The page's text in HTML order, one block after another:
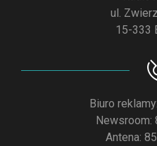
ul.
15-333
Biuro
Newsroom:
Antena: